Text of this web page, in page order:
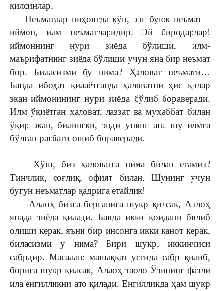
қилсинлар.
Неъматлар ниҳоятда кўп, энг буюк неъмат –
иймон, илм неъматларидир. Эй биродарлар!
иймоннинг нури зиёда бўлиши, илм-
маърифатнинг зиёда бўлиши учун яна бир неъмат
бор. Биласизми бу нима? Ҳаловат неъмати…
Банда ибодат қилаётганда ҳаловатни ҳис қилар
экан иймонининг нури зиёда бўлиб бораверади.
Илм ўқиётган ҳаловат, лаззат ва муҳаббат билан
ўқир экан, билингки, энди унинг ана шу илмга
бўлган рағбати ошиб бораверади.
Хўш, биз ҳаловатга нима билан етамиз?
Тинчлик, соғлиқ, офият билан. Шунинг учун
бугун неъматлар қадрига етайлик!
Аллоҳ бизга берганига шукр қилсак, Аллоҳ
янада зиёда қилади. Банда икки қоидани билиб
олиши керак, яъни бир инсонга икки қанот керак,
биласизми у нима? Бири шукр, иккинчиси
сабрдир. Масалан: машаққат устида сабр қилиб,
борига шукр қилсак, Аллоҳ таоло Ўзининг фазли
ила енгилликни ато қилади. Енгилликда ҳам шукр